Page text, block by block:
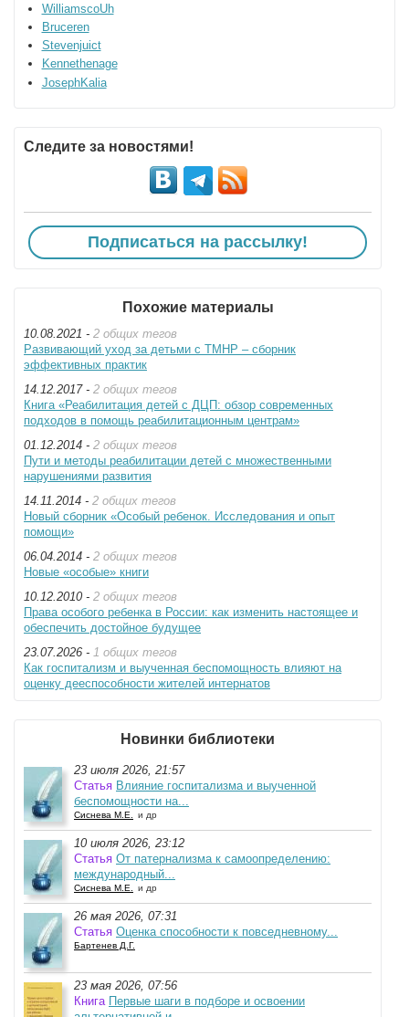
WilliamscoUh
Bruceren
Stevenjuict
Kennethenage
JosephKalia
Следите за новостями!
Подписаться на рассылку!
Похожие материалы
10.08.2021 - 2 общих тегов
Развивающий уход за детьми с ТМНР – сборник
эффективных практик
14.12.2017 - 2 общих тегов
Книга «Реабилитация детей с ДЦП: обзор современных
подходов в помощь реабилитационным центрам»
01.12.2014 - 2 общих тегов
Пути и методы реабилитации детей с множественными
нарушениями развития
14.11.2014 - 2 общих тегов
Новый сборник «Особый ребенок. Исследования и опыт
помощи»
06.04.2014 - 2 общих тегов
Новые «особые» книги
10.12.2010 - 2 общих тегов
Права особого ребенка в России: как изменить настоящее и
обеспечить достойное будущее
23.07.2026 - 1 общих тегов
Как госпитализм и выученная беспомощность влияют на
оценку дееспособности жителей интернатов
Новинки библиотеки
23 июля 2026, 21:57
Статья Влияние госпитализма и выученной
беспомощности на...
Сиснева М.Е. и др
10 июля 2026, 23:12
Статья От патернализма к самоопределению:
международный...
Сиснева М.Е. и др
26 мая 2026, 07:31
Статья Оценка способности к повседневному...
Бартенев Д.Г.
23 мая 2026, 07:56
Книга Первые шаги в подборе и освоении